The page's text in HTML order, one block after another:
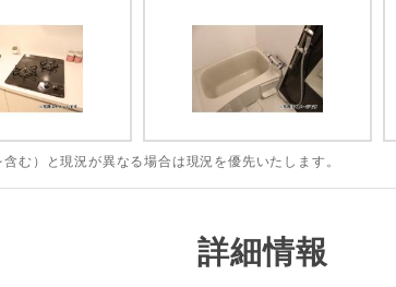
む）と現況が異なる場合は現況を優先いたします。
詳細情報